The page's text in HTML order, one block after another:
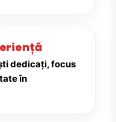
dedicați, focus
în